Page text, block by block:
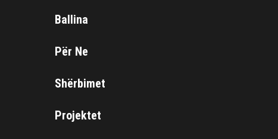
Ballina
Për Ne
Shërbimet
Projektet